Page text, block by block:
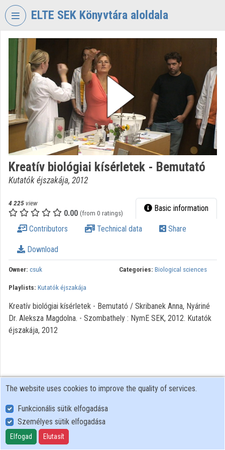
Skip header
ELTE SEK Könyvtára aloldala
VIDEO
ELTE
EKL
SAVARIA
KÖNYVTÁR
ÉS
LEVÉLTÁR
Organization home
Log In
Categories
Organization playlists
Kreatív biológiai kísérletek - Bemutató
Kutatók éjszakája, 2012
4 225 view
0.00 (from 0 ratings) Basic information
Contributors Technical data Share
Download
Owner: csuk Categories: Biological sciences
Playlists: Kutatók éjszakája
Kreatív biológiai kísérletek - Bemutató / Skribanek Anna, Nyáriné
Dr. Aleksza Magdolna. - Szombathely : NymE SEK, 2012. Kutatók
éjszakája, 2012
User Policy
Adatkezelési tájékoztató (en)
Cookie Policy
The website uses cookies to improve the quality of services.
Funkcionális sütik elfogadása
Személyes sütik elfogadása
Elfogad Elutasít